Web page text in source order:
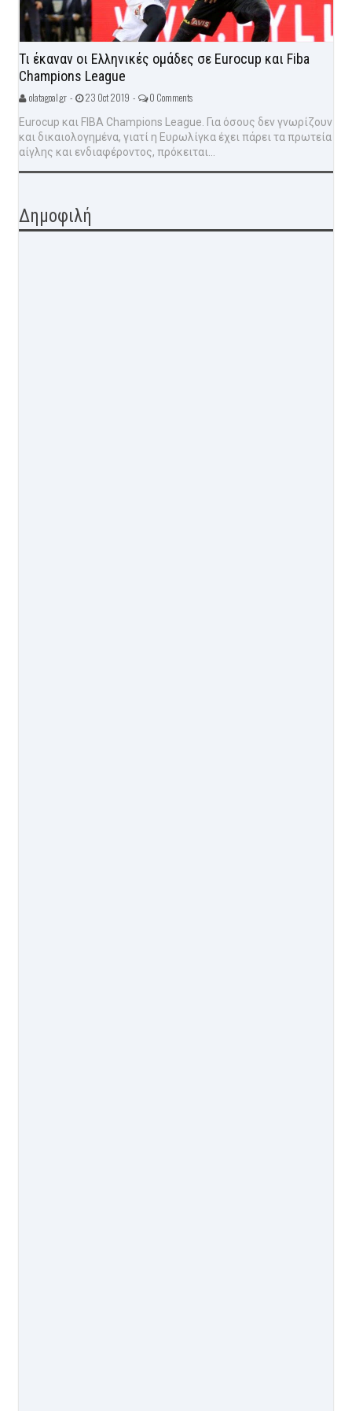
Τι έκαναν οι Ελληνικές ομάδες σε Eurocup και Fiba
Champions League
olatagoal.gr - 23 Oct 2019 - 0 Comments
Eurocup και FIBA Champions League. Για όσους δεν γνωρίζουν
και δικαιολογημένα, γιατί η Ευρωλίγκα έχει πάρει τα πρωτεία
αίγλης και ενδιαφέροντος, πρόκειται...
Δημοφιλή